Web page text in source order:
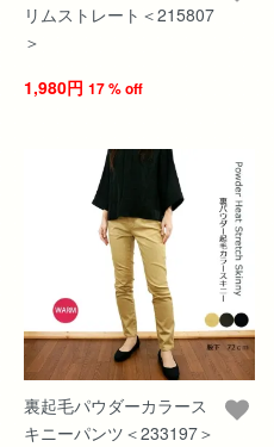
リムストレート＜215807
＞
1,980円 17 % off
裏起毛パウダーカラース
キニーパンツ＜233197＞